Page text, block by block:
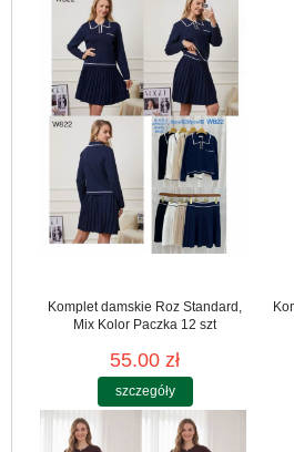
Komplet damskie Roz Standard,
Mix Kolor Paczka 12 szt
55.00 zł
szczegóły